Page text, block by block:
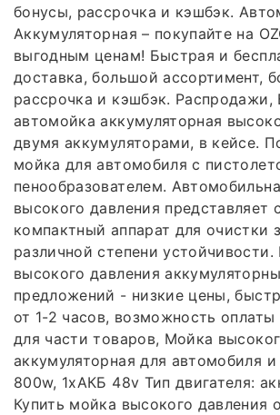
бонусы, рассрочка и кэшбэк.
Аккумуляторная – покупайте на
выгодным ценам! Быстрая и
доставка, большой ассортимент,
рассрочка и кэшбэк. Распродажи,
автомойка аккумуляторная
двумя аккумуляторами, в кейсе.
мойка для автомобиля с
пенообразователем.
высокого давления представляет
компактный аппарат для очистки
различной степени
высокого давления
предложений - низкие цены,
от 1-2 часов, возможность оплаты
для части товаров, Мойка
аккумуляторная для автомобиля
800w, 1хАКБ 48v Тип двигателя:
Купить мойка высокого давления